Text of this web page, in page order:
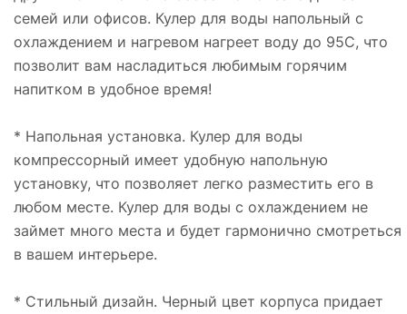
семей или офисов. Кулер для воды напольный с
охлаждением и нагревом нагреет воду до 95С, что
позволит вам насладиться любимым горячим
напитком в удобное время!
* Напольная установка. Кулер для воды
компрессорный имеет удобную напольную
установку, что позволяет легко разместить его в
любом месте. Кулер для воды с охлаждением не
займет много места и будет гармонично смотреться
в вашем интерьере.
* Стильный дизайн. Черный цвет корпуса придает